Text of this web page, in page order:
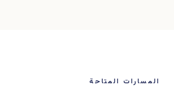
المسارات المتاحة